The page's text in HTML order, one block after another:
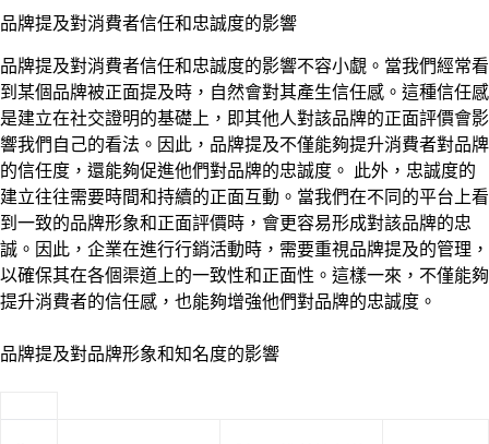
品牌提及對消費者信任和忠誠度的影響
品牌提及對消費者信任和忠誠度的影響不容小覷。當我們經常看
到某個品牌被正面提及時，自然會對其產生信任感。這種信任感
是建立在社交證明的基礎上，即其他人對該品牌的正面評價會影
響我們自己的看法。因此，品牌提及不僅能夠提升消費者對品牌
的信任度，還能夠促進他們對品牌的忠誠度。 此外，忠誠度的
建立往往需要時間和持續的正面互動。當我們在不同的平台上看
到一致的品牌形象和正面評價時，會更容易形成對該品牌的忠
誠。因此，企業在進行行銷活動時，需要重視品牌提及的管理，
以確保其在各個渠道上的一致性和正面性。這樣一來，不僅能夠
提升消費者的信任感，也能夠增強他們對品牌的忠誠度。
品牌提及對品牌形象和知名度的影響